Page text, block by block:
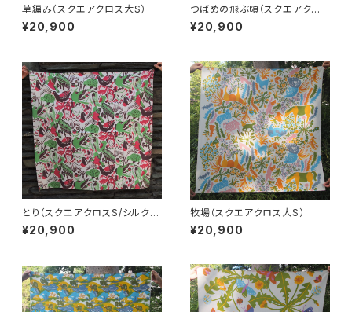
草編み（スクエアクロス大S）
¥20,900
つばめの飛ぶ頃（スクエアクロ
スS/シルクスクリーン手捺染）
¥20,900
とり（スクエアクロスS/シルクス
クリーン手捺染）
¥20,900
牧場（スクエアクロス大S）
¥20,900